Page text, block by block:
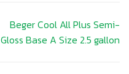
Beger Cool All Plus Semi-
Gloss Base A Size 2.5 gallon